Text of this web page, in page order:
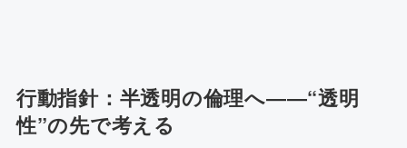
行動指針：半透明の倫理へ――“透明
性”の先で考える